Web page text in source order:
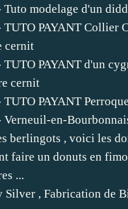
Tuto modelage d'un
TUTO PAYANT Collier
cernit
PAYANT d'un
cernit
PAYANT
Verneuil-en-
berlingots , voici les
faire un donuts en
...
Silver , Fabrication de